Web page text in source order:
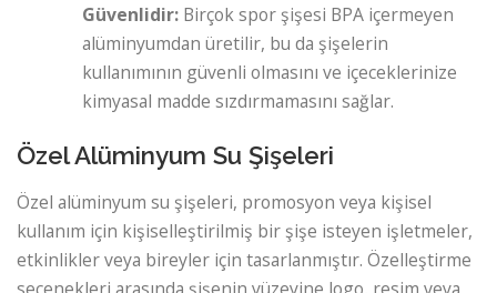
Güvenlidir: Birçok spor şişesi BPA içermeyen
alüminyumdan üretilir, bu da şişelerin
kullanımının güvenli olmasını ve içeceklerinize
kimyasal madde sızdırmamasını sağlar.
Özel Alüminyum Su Şişeleri
Özel alüminyum su şişeleri, promosyon veya kişisel
kullanım için kişiselleştirilmiş bir şişe isteyen işletmeler,
etkinlikler veya bireyler için tasarlanmıştır. Özelleştirme
seçenekleri arasında şişenin yüzeyine logo, resim veya